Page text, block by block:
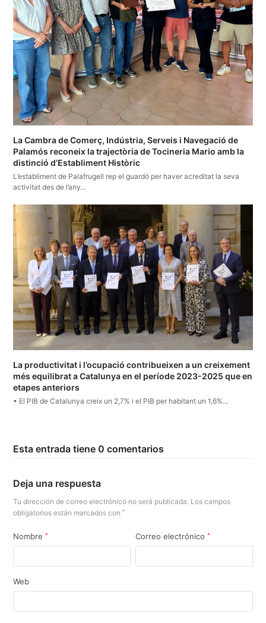
La Cambra de Comerç, Indústria, Serveis i Navegació de
Palamós reconeix la trajectòria de Tocineria Mario amb la
distinció d’Establiment Històric
L’establiment de Palafrugell rep el guardó per haver acreditat la seva
activitat des de l’any…
La productivitat i l’ocupació contribueixen a un creixement
més equilibrat a Catalunya en el període 2023-2025 que en
etapes anteriors
• El PIB de Catalunya creix un 2,7% i el PIB per habitant un 1,6%…
Esta entrada tiene 0 comentarios
Deja una respuesta
Tu dirección de correo electrónico no será publicada. Los campos
obligatorios están marcados con*
Nombre* Correo electrónico*
Web